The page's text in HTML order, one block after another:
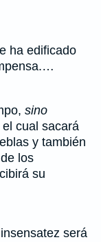
ha edificado
sino
cual sacará
y también
los
su
será